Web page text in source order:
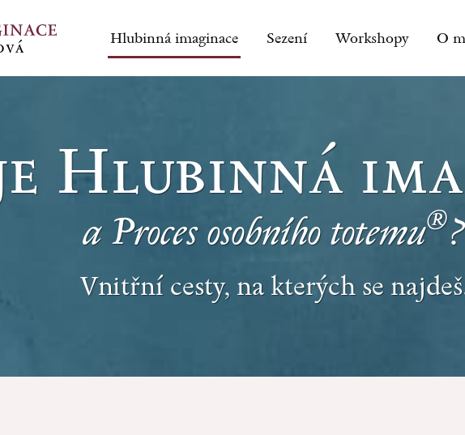
Hlubinná imaginace Sezení Workshopy O
Hlubinná
a Proces osobního totemu®?
Vnitřní cesty, na kterých se